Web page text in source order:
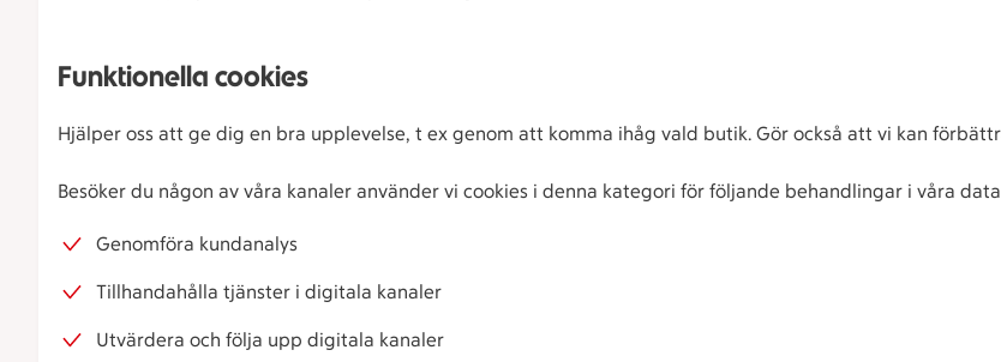
Funktionella cookies
Hjälper oss att ge dig en bra upplevelse, t ex genom att komma ihåg vald butik. Gör också att vi kan
Besöker du någon av våra kanaler använder vi cookies i denna kategori för följande behandlingar i våra
Genomföra kundanalys
Tillhandahålla tjänster i digitala kanaler
Utvärdera och följa upp digitala kanaler